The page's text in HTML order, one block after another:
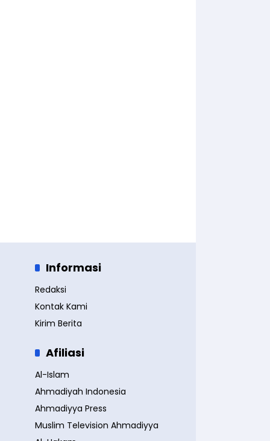
Informasi
Redaksi
Kontak Kami
Kirim Berita
Afiliasi
Al-Islam
Ahmadiyah Indonesia
Ahmadiyya Press
Muslim Television Ahmadiyya